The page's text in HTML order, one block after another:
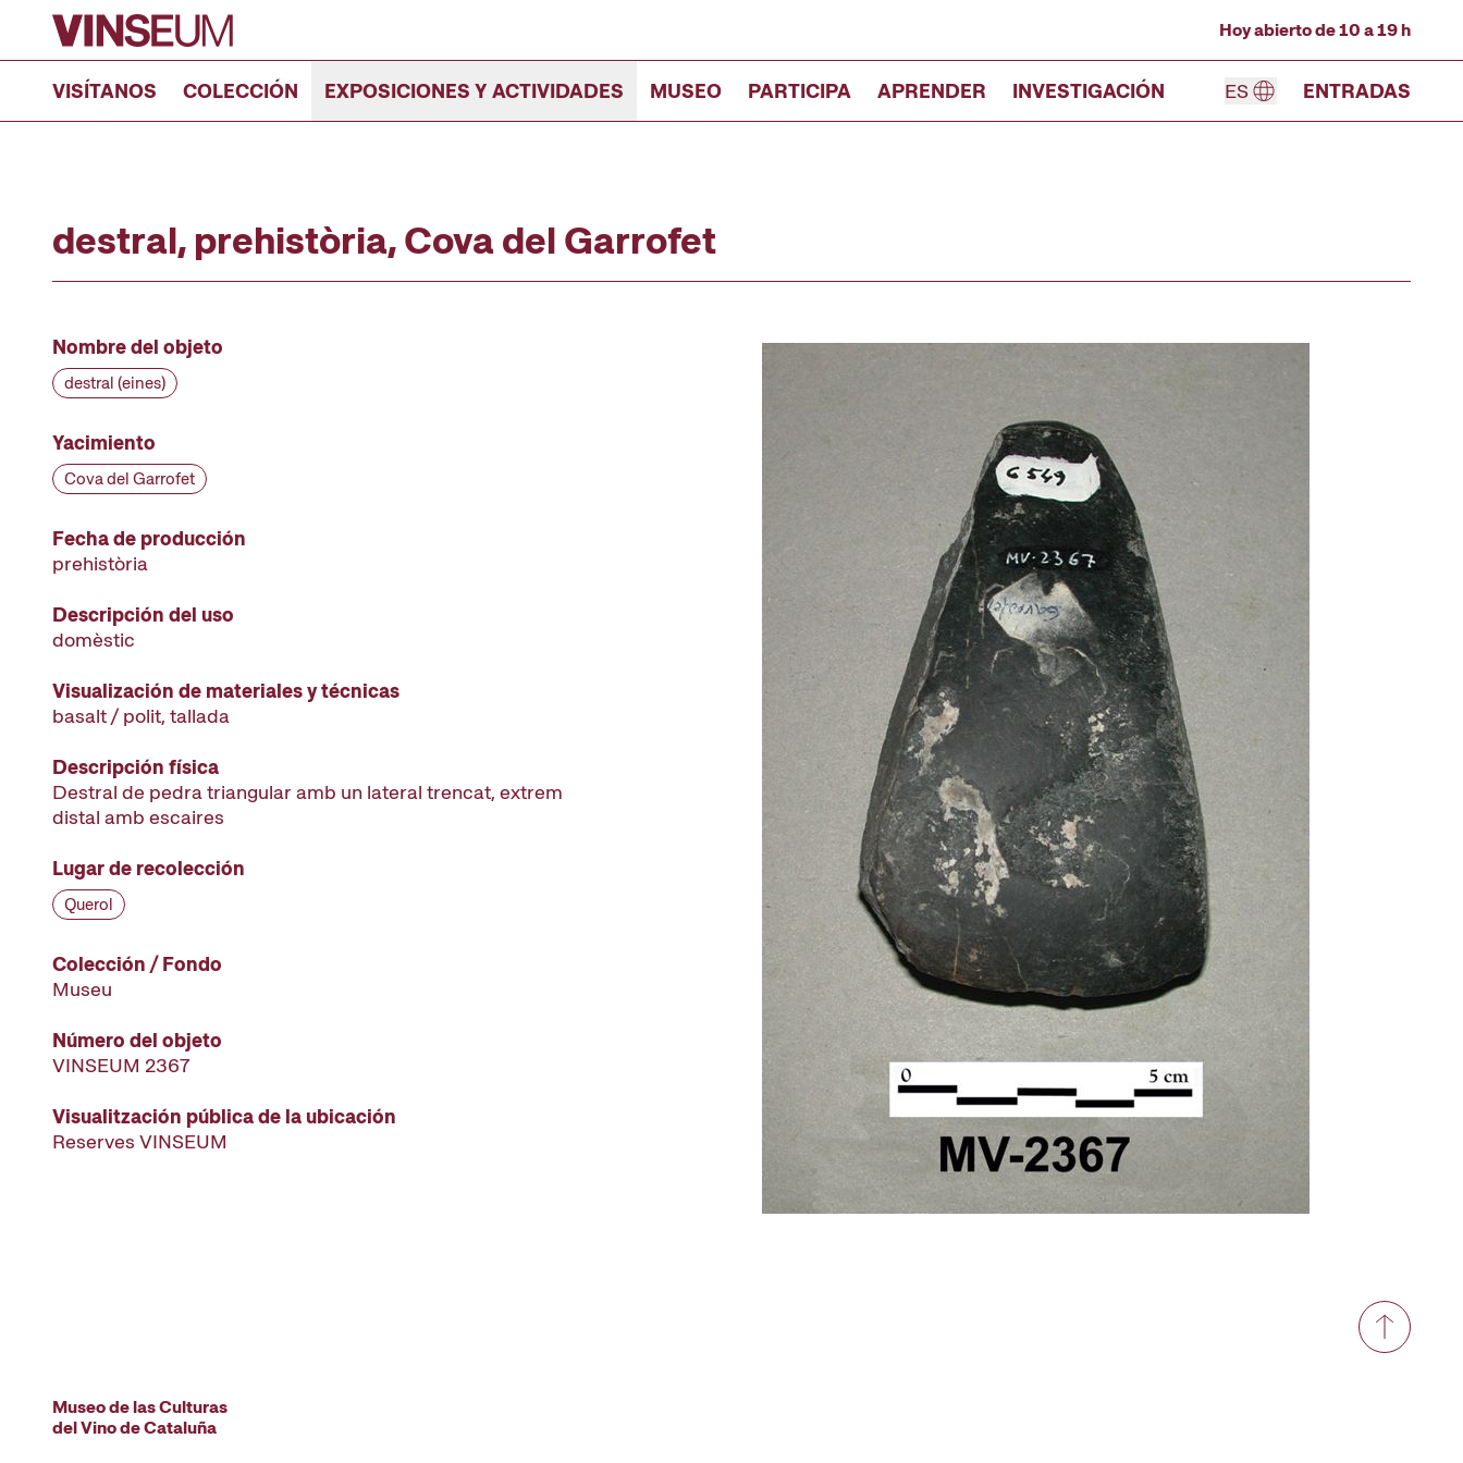
Ir al contenido
Hoy abierto de 10 a 19 h
VISÍTANOS COLECCIÓN EXPOSICIONES Y ACTIVIDADES MUSEO PARTICIPA APRENDER INVESTIGACIÓN ES ENTRADAS
destral, prehistòria, Cova del Garrofet
Nombre del objeto
destral (eines)
Yacimiento
Cova del Garrofet
Fecha de producción
prehistòria
Descripción del uso
domèstic
Visualización de materiales y técnicas
basalt / polit, tallada
Descripción física
Destral de pedra triangular amb un lateral trencat, extrem
distal amb escaires
Lugar de recolección
Querol
Colección / Fondo
Museu
Número del objeto
VINSEUM 2367
Visualitzación pública de la ubicación
Reserves VINSEUM
Museo de las Culturas
del Vino de Cataluña